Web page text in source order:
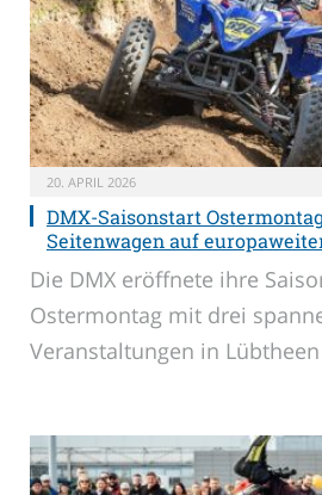
20. APRIL 2026
DMX-Saisonstart
Seitenwagen auf
Die DMX eröffnete ihre
Ostermontag mit drei
Veranstaltungen in